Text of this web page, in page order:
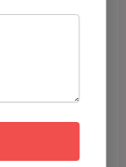
можете